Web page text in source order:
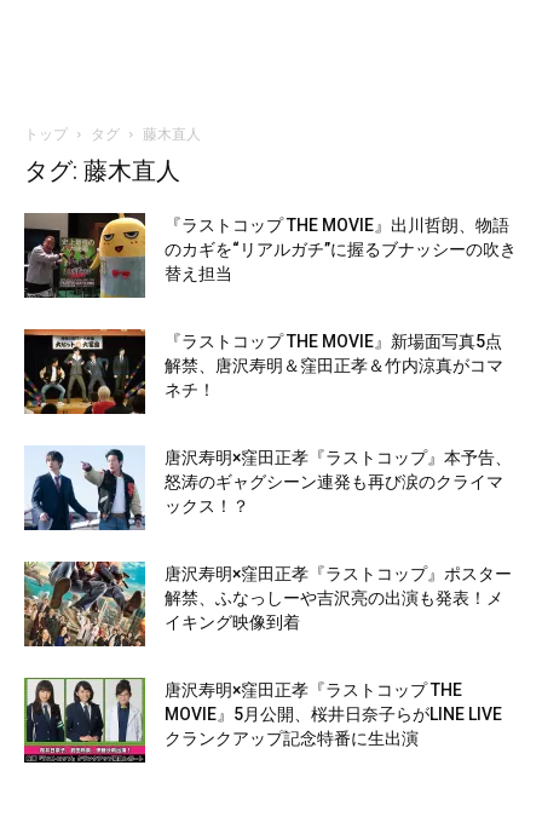
トップ タグ 藤木直人
タグ: 藤木直人
『ラストコップ THE MOVIE』出川哲朗、物語
のカギを“リアルガチ”に握るブナッシーの吹き
替え担当
『ラストコップ THE MOVIE』新場面写真5点
解禁、唐沢寿明＆窪田正孝＆竹内涼真がコマ
ネチ！
唐沢寿明×窪田正孝『ラストコップ』本予告、
怒涛のギャグシーン連発も再び涙のクライマ
ックス！？
唐沢寿明×窪田正孝『ラストコップ』ポスター
解禁、ふなっしーや吉沢亮の出演も発表！メ
イキング映像到着
唐沢寿明×窪田正孝『ラストコップ THE
MOVIE』5月公開、桜井日奈子らがLINE LIVE
クランクアップ記念特番に生出演